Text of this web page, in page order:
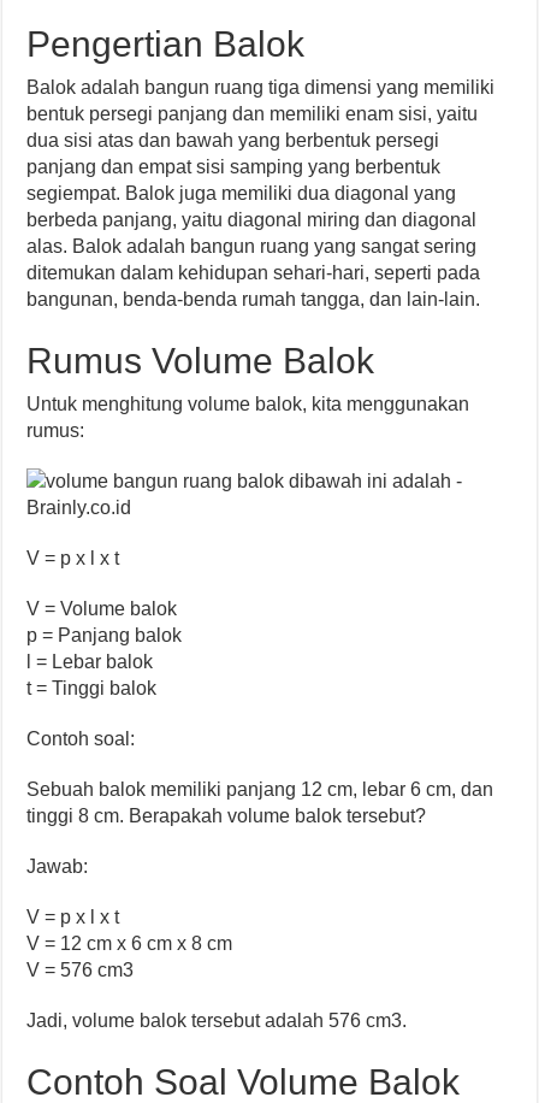
Pengertian Balok
Balok adalah bangun ruang tiga dimensi yang memiliki
bentuk persegi panjang dan memiliki enam sisi, yaitu
dua sisi atas dan bawah yang berbentuk persegi
panjang dan empat sisi samping yang berbentuk
segiempat. Balok juga memiliki dua diagonal yang
berbeda panjang, yaitu diagonal miring dan diagonal
alas. Balok adalah bangun ruang yang sangat sering
ditemukan dalam kehidupan sehari-hari, seperti pada
bangunan, benda-benda rumah tangga, dan lain-lain.
Rumus Volume Balok
Untuk menghitung volume balok, kita menggunakan
rumus:
V = p x l x t
V = Volume balok
p = Panjang balok
l = Lebar balok
t = Tinggi balok
Contoh soal:
Sebuah balok memiliki panjang 12 cm, lebar 6 cm, dan
tinggi 8 cm. Berapakah volume balok tersebut?
Jawab:
V = p x l x t
V = 12 cm x 6 cm x 8 cm
V = 576 cm3
Jadi, volume balok tersebut adalah 576 cm3.
Contoh Soal Volume Balok